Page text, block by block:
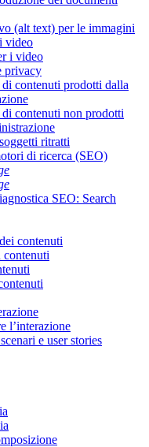
(alt text) per le immagini
video
i video
privacy
contenuti prodotti dalla
contenuti non prodotti
ritratti
di ricerca (SEO)
SEO: Search
contenuti
contenuti
l’interazione
e user stories